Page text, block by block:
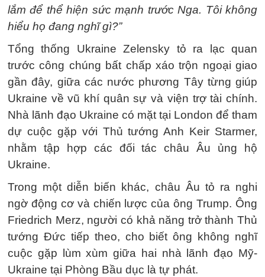
lắm để thể hiện sức mạnh trước Nga. Tôi không
hiểu họ đang nghĩ gì?”
Tổng thống Ukraine Zelensky tỏ ra lạc quan
trước công chúng bất chấp xáo trộn ngoại giao
gần đây, giữa các nước phương Tây từng giúp
Ukraine về vũ khí quân sự và viện trợ tài chính.
Nhà lãnh đạo Ukraine có mặt tại London để tham
dự cuộc gặp với Thủ tướng Anh Keir Starmer,
nhằm tập hợp các đối tác châu Âu ủng hộ
Ukraine.
Trong một diễn biến khác, châu Âu tỏ ra nghi
ngờ động cơ và chiến lược của ông Trump. Ông
Friedrich Merz, người có khả năng trở thành Thủ
tướng Đức tiếp theo, cho biết ông không nghĩ
cuộc gặp lùm xùm giữa hai nhà lãnh đạo Mỹ-
Ukraine tại Phòng Bầu dục là tự phát.